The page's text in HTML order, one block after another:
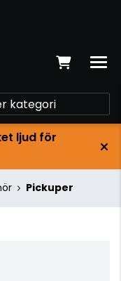
ljud för
Pickuper